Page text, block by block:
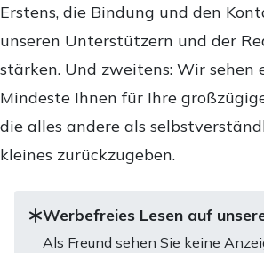
Erstens, die Bindung und den
unseren Unterstützern und der
stärken. Und zweitens: Wir sehen
Mindeste Ihnen für Ihre
die alles andere als
kleines zurückzugeben.
Werbefreies Lesen auf
Als Freund sehen Sie keine